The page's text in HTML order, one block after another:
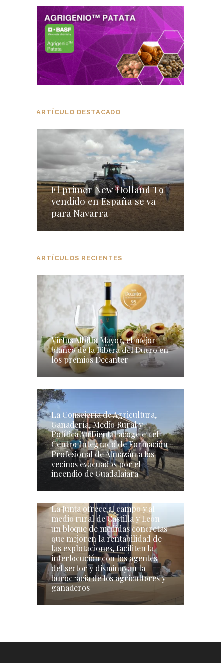
ARTÍCULO DESTACADO
El primer New Holland T9
vendido en España se va
para Navarra
ARTÍCULOS RECIENTES
Virtus Albillo Mayor, el mejor
blanco de la Ribera del Duero en
los premios Decanter
La Consejería de Agricultura,
Ganadería, Medio Rural y
Política Ambiental acoge en el
Centro Integrado de Formación
Profesional de Almazán a los
vecinos evacuados por el
incendio de Guadalajara
La Junta ofrece al campo y al
medio rural de Castilla y León
un bloque de medidas concretas
que mejoren la rentabilidad de
las explotaciones, faciliten la
interlocución con los agentes
del sector y disminuyan la
burocracia de los agricultores y
ganaderos